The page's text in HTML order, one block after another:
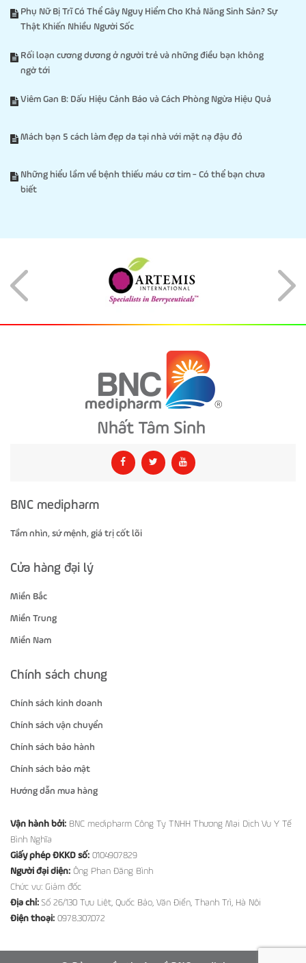
Phụ Nữ Bị Trĩ Có Thể Gây Nguy Hiểm Cho Khả Năng Sinh Sản? Sự
Thật Khiến Nhiều Người Sốc
Rối loạn cương dương ở người trẻ và những điều bạn không
ngờ tới
Viêm Gan B: Dấu Hiệu Cảnh Báo và Cách Phòng Ngừa Hiệu Quả
Mách bạn 5 cách làm đẹp da tại nhà với mặt nạ đậu đỏ
Những hiểu lầm về bệnh thiếu máu cơ tim - Có thể bạn chưa
biết
BNC medipharm
Tầm nhìn, sứ mệnh, giá trị cốt lõi
Cửa hàng đại lý
Miền Bắc
Miền Trung
Miền Nam
Chính sách chung
Chính sách kinh doanh
Chính sách vận chuyển
Chính sách bảo hành
Chính sách bảo mật
Hướng dẫn mua hàng
Vận hành bởi: BNC medipharm Công Ty TNHH Thương Mại Dịch Vụ Y Tế
Bình Nghĩa
Giấy phép ĐKKD số: 0104907829
Người đại diện: Ông Phan Đăng Bình
Chức vụ: Giám đốc
Địa chỉ: Số 26/130 Tựu Liệt, Quốc Bảo, Văn Điển, Thanh Trì, Hà Nội
Điện thoại: 0978.307.072